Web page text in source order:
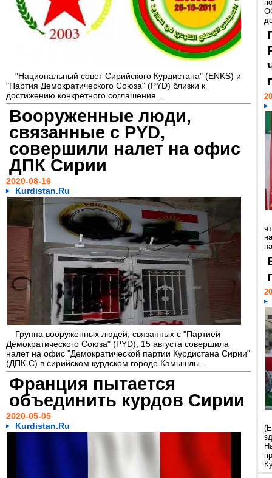
"Национальный совет Сирийского Курдистана" (ENKS) и
"Партия Демократического Союза" (PYD) близки к
достижению конкретного соглашения...
Вооруженные люди,
связанные с PYD,
совершили налет на офис
ДПК Сирии
2020-08-16
Kurdistan.Ru
Группа вооруженных людей, связанных с "Партией
Демократического Союза" (PYD), 15 августа совершила
налет на офис "Демократической партии Курдистана Сирии"
(ДПК-С) в сирийском курдском городе Камышлы...
Франция пытается
объединить курдов Сирии
2020-05-05
Kurdistan.Ru